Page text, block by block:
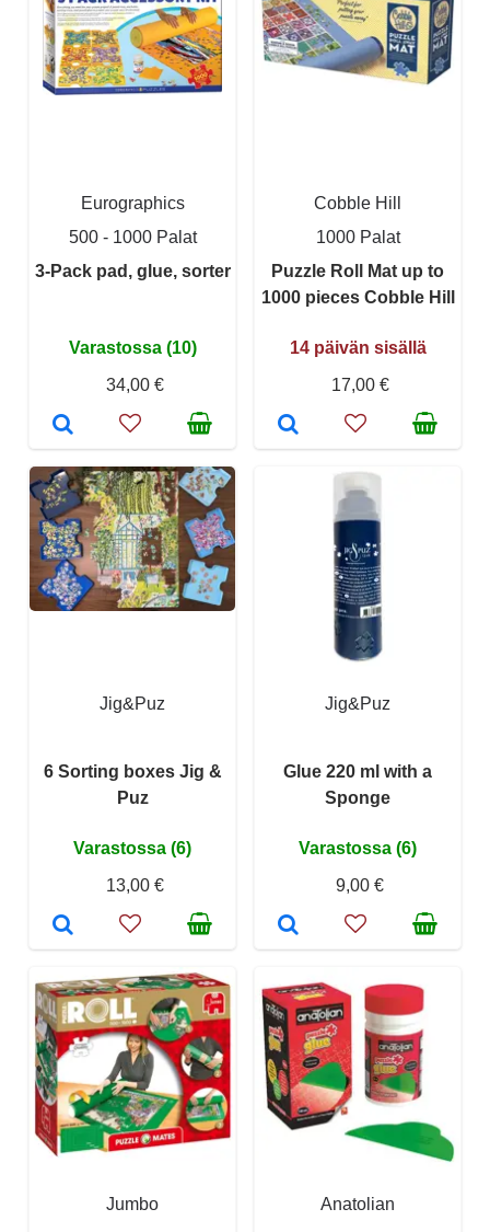
Eurographics
500 - 1000 Palat
3-Pack pad, glue, sorter
Varastossa (10)
34,00 €
Cobble Hill
1000 Palat
Puzzle Roll Mat up to
1000 pieces Cobble Hill
14 päivän sisällä
17,00 €
Jig&Puz
6 Sorting boxes Jig &
Puz
Varastossa (6)
13,00 €
Jig&Puz
Glue 220 ml with a
Sponge
Varastossa (6)
9,00 €
Jumbo Anatolian